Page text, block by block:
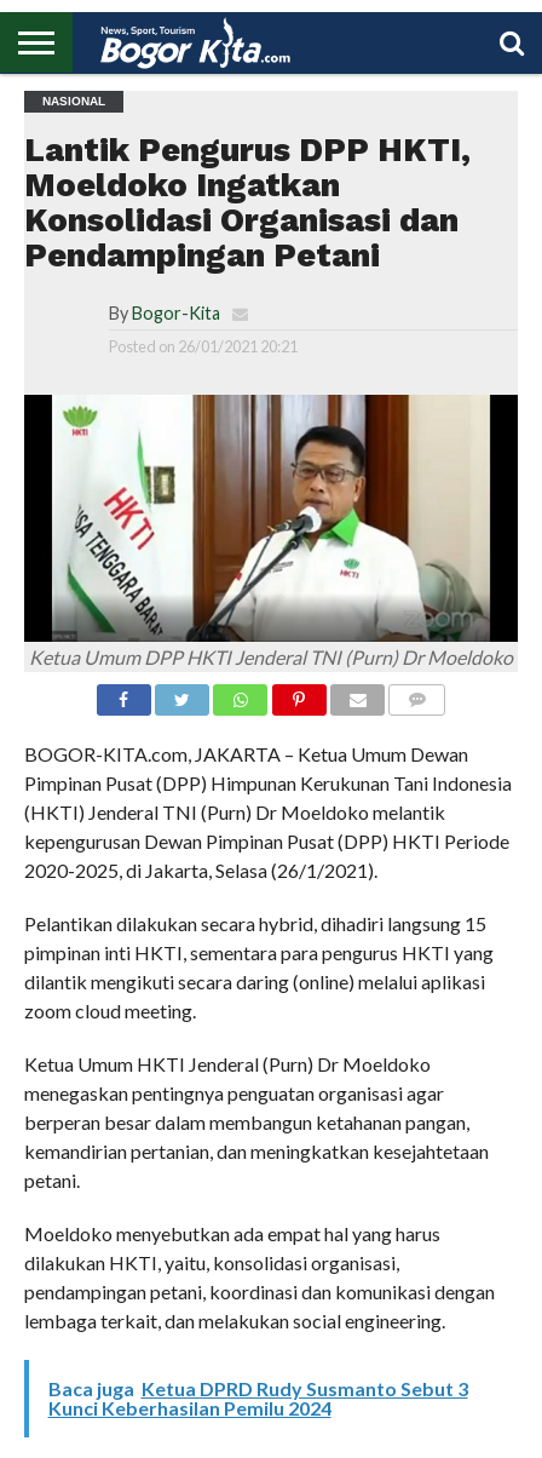
BOGOR
REGIONAL
NASIONAL
PENDIDIKAN
WISATA
OLAHRAGA
LAPORAN
PROFIL
NASIONAL
Lantik Pengurus DPP HKTI,
Moeldoko Ingatkan
Konsolidasi Organisasi dan
Pendampingan Petani
By Bogor-Kita
Posted on 26/01/2021 20:21
Ketua Umum DPP HKTI Jenderal TNI (Purn) Dr Moeldoko
BOGOR-KITA.com, JAKARTA – Ketua Umum Dewan
Pimpinan Pusat (DPP) Himpunan Kerukunan Tani Indonesia
(HKTI) Jenderal TNI (Purn) Dr Moeldoko melantik
kepengurusan Dewan Pimpinan Pusat (DPP) HKTI Periode
2020-2025, di Jakarta, Selasa (26/1/2021).
Pelantikan dilakukan secara hybrid, dihadiri langsung 15
pimpinan inti HKTI, sementara para pengurus HKTI yang
dilantik mengikuti secara daring (online) melalui aplikasi
zoom cloud meeting.
Ketua Umum HKTI Jenderal (Purn) Dr Moeldoko
menegaskan pentingnya penguatan organisasi agar
berperan besar dalam membangun ketahanan pangan,
kemandirian pertanian, dan meningkatkan kesejahtetaan
petani.
Moeldoko menyebutkan ada empat hal yang harus
dilakukan HKTI, yaitu, konsolidasi organisasi,
pendampingan petani, koordinasi dan komunikasi dengan
lembaga terkait, dan melakukan social engineering.
Baca juga Ketua DPRD Rudy Susmanto Sebut 3
Kunci Keberhasilan Pemilu 2024